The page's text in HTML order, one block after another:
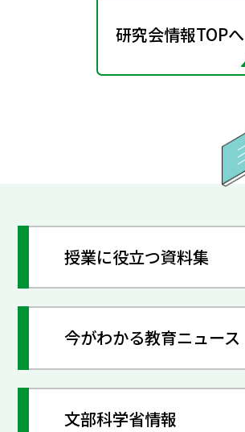
研究会情報TOPへ
授業に役立つ資料集
今がわかる教育ニュース
文部科学省情報